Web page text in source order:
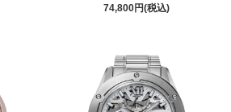
74,800円(税込)